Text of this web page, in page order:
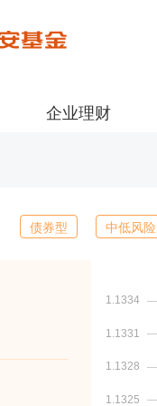
企业理财
债券型 中低风险